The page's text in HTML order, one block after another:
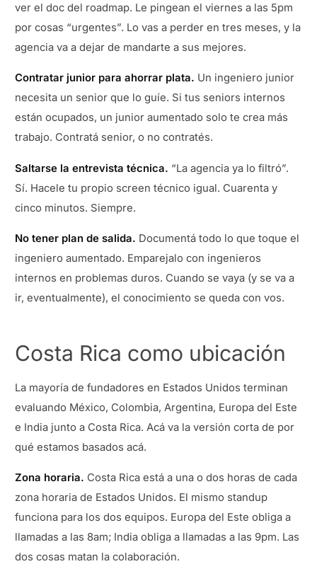
ver el doc del roadmap. Le pingean el viernes a las 5pm
por cosas “urgentes”. Lo vas a perder en tres meses, y la
agencia va a dejar de mandarte a sus mejores.
Contratar junior para ahorrar plata. Un ingeniero junior
necesita un senior que lo guíe. Si tus seniors internos
están ocupados, un junior aumentado solo te crea más
trabajo. Contratá senior, o no contratés.
Saltarse la entrevista técnica. “La agencia ya lo filtró”.
Sí. Hacele tu propio screen técnico igual. Cuarenta y
cinco minutos. Siempre.
No tener plan de salida. Documentá todo lo que toque el
ingeniero aumentado. Emparejalo con ingenieros
internos en problemas duros. Cuando se vaya (y se va a
ir, eventualmente), el conocimiento se queda con vos.
Costa Rica como ubicación
La mayoría de fundadores en Estados Unidos terminan
evaluando México, Colombia, Argentina, Europa del Este
e India junto a Costa Rica. Acá va la versión corta de por
qué estamos basados acá.
Zona horaria. Costa Rica está a una o dos horas de cada
zona horaria de Estados Unidos. El mismo standup
funciona para los dos equipos. Europa del Este obliga a
llamadas a las 8am; India obliga a llamadas a las 9pm. Las
dos cosas matan la colaboración.